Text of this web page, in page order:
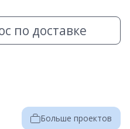
по доставке
Больше проектов